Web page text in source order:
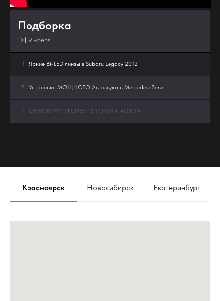
Подборка
9 videos
1 Яркие Bi-LED линзы в Subaru Legacy 2012
2 Установка МОЩНОГО Автозвука в Mercedes-Benz
3 ОБНОВИЛИ РЕСИВЕР В TOYOTA ALLION
5 JETOUR В РЕЖИМЕ ТИШИНЫ
6 Правильный звук в Mercedes Benz w140
Красноярск Новосибирск Екатеринбург